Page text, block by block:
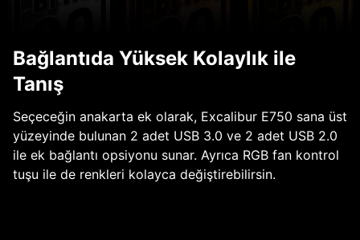
Bağlantıda Yüksek Kolaylık ile
Tanış
Seçeceğin anakarta ek olarak, Excalibur E750 sana üst
yüzeyinde bulunan 2 adet USB 3.0 ve 2 adet USB 2.0
ile ek bağlantı opsiyonu sunar. Ayrıca RGB fan kontrol
tuşu ile de renkleri kolayca değiştirebilirsin.